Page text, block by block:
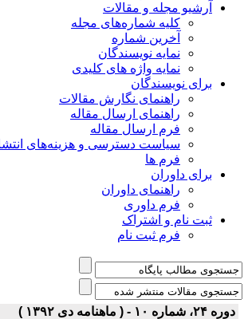
آرشیو مجله و مقالات
کلیه شماره‌های مجله
آخرین شماره
نمایه نویسندگان
نمایه واژه های کلیدی
برای نویسندگان
راهنمای نگارش مقالات
راهنمای ارسال مقاله
فرم ارسال مقاله
سیاست دسترسی و هزینه‌های انتشار
فرم ها
برای داوران
راهنمای داوران
فرم داوری
ثبت نام و اشتراک
فرم ثبت نام
دوره ۲۴، شماره ۱۰ - ( ماهنامه دی ۱۳۹۲ )